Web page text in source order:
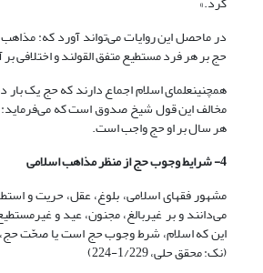
در ماحصل این روایات می‌تواند آورد که:
حج بر هر فرد مستطیع متفق القولند و اختلافی
همچنینعلمای اسلام اجماع دارند که حج یک
مخالف این قول شیخ صدوق است که
هر سال بر او حج واجب است.
4- شرایط وجوب حج از منظر مذاهب اسلامی
مشهور فقهای اسلامی، بلوغ، عقل، حریت و
می‌دانند و بر غیربالغ، مجنون، عید و
این که اسلام، شرط وجوب حج است یا صحّت حج،
(نک: محقق حلی، 1/229-224)